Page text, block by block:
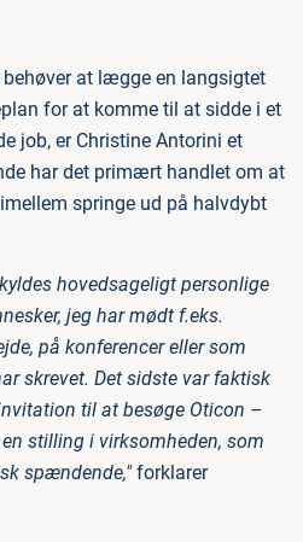
at lægge en langsigtet
for at komme til at sidde i et
job, er Christine Antorini et
har det primært handlet om at
springe ud på halvdybt
hovedsageligt personlige
jeg har mødt f.eks.
på konferencer eller som
skrevet. Det sidste var faktisk
til at besøge Oticon –
stilling i virksomheden, som
spændende,"forklarer